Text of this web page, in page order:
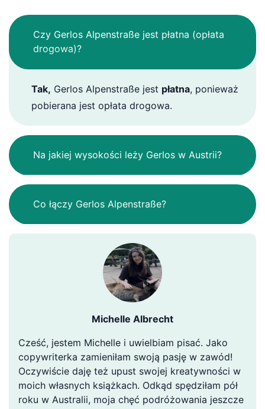
Czy Gerlos Alpenstraße jest płatna (opłata
drogowa)?
Tak, Gerlos Alpenstraße jest płatna, ponieważ
pobierana jest opłata drogowa.
Na jakiej wysokości leży Gerlos w Austrii?
Co łączy Gerlos Alpenstraße?
Michelle Albrecht
Cześć, jestem Michelle i uwielbiam pisać. Jako
copywriterka zamieniłam swoją pasję w zawód!
Oczywiście daję też upust swojej kreatywności w
moich własnych książkach. Odkąd spędziłam pół
roku w Australii, moja chęć podróżowania jeszcze